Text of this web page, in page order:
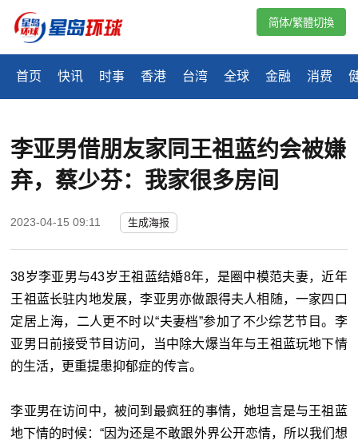
首页 快讯 时事 香港 台湾 全球 金融 消费
简体/繁體切換
李亚男借朋友家同王祖蓝约会被嫌
弃，蔡少芬：我家很多房间
2023-04-15 09:11 生成海报
38岁李亚男与43岁王祖蓝结婚8年，是圈中模范夫妻，近年
王祖蓝长驻内地发展，李亚男亦做跟得夫人相随，一家四口
定居上海，二人更不时以“夫妻档”参加了不少综艺节目。李
亚男日前接受节目访问，当中除大爆当年与王祖蓝玩地下情
的生活，更重提患抑郁症的传言。
李亚男在访问中，被问到最疯狂的事情，她坦言是与王祖蓝
地下情的时候：“因为还是不敢跟外界公开恋情，所以我们想